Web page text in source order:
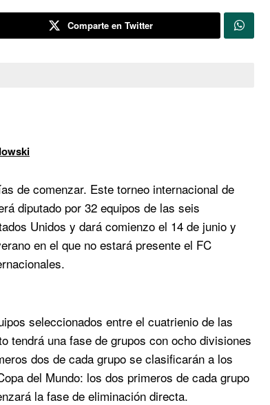
Comparte en Twitter
de comenzar. Este torneo internacional de
diputado por 32 equipos de las seis
Unidos y dará comienzo el 14 de junio y
en el que no estará presente el FC
seleccionados entre el cuatrienio de las
tendrá una fase de grupos con ocho divisiones
dos de cada grupo se clasificarán a los
del Mundo: los dos primeros de cada grupo
la fase de eliminación directa.